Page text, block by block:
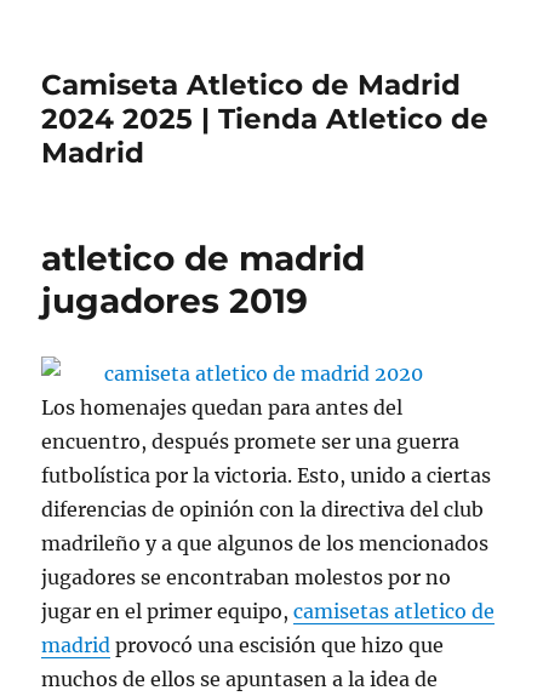
Camiseta Atletico de Madrid
2024 2025 | Tienda Atletico de
Madrid
atletico de madrid
jugadores 2019
Los homenajes quedan para antes del
encuentro, después promete ser una guerra
futbolística por la victoria. Esto, unido a ciertas
diferencias de opinión con la directiva del club
madrileño y a que algunos de los mencionados
jugadores se encontraban molestos por no
jugar en el primer equipo,camisetas atletico de
madrid provocó una escisión que hizo que
muchos de ellos se apuntasen a la idea de